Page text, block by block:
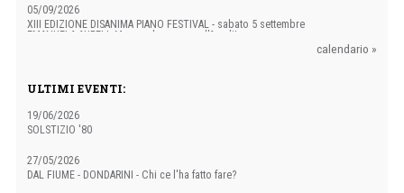
05/09/2026
XIII EDIZIONE DISANIMA PIANO FESTIVAL - sabato 5 settembre
EMANUELA AURELI: Mamma ho perso... l'Aureli!
04/12/2026
PAOLO NANI - La lettera
calendario »
ULTIMI EVENTI:
19/06/2026
SOLSTIZIO '80
27/05/2026
DAL FIUME - DONDARINI - Chi ce l'ha fatto fare?